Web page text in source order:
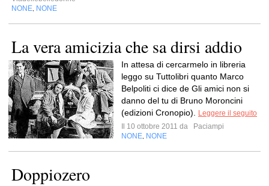
NONE NONE
La vera amicizia che sa dirsi addio
In attesa di cercarmelo in libreria
leggo su Tuttolibri quanto Marco
Belpoliti ci dice de Gli amici non si
danno del tu di Bruno Moroncini
(edizioni Cronopio).
Leggere il seguito
Il 10 ottobre 2011 da
Paciampi
NONE NONE
Doppiozero